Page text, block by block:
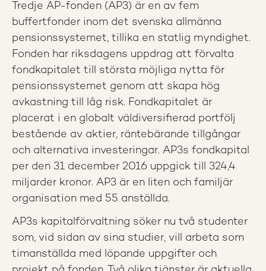
Tredje AP-fonden (AP3) är en av fem
buffertfonder inom det svenska allmänna
pensionssystemet, tillika en statlig myndighet.
Fonden har riksdagens uppdrag att förvalta
fondkapitalet till största möjliga nytta för
pensionssystemet genom att skapa hög
avkastning till låg risk. Fondkapitalet är
placerat i en globalt väldiversifierad portfölj
bestående av aktier, räntebärande tillgångar
och alternativa investeringar. AP3s fondkapital
per den 31 december 2016 uppgick till 324,4
miljarder kronor. AP3 är en liten och familjär
organisation med 55 anställda.
AP3s kapitalförvaltning söker nu två studenter
som, vid sidan av sina studier, vill arbeta som
timanställda med löpande uppgifter och